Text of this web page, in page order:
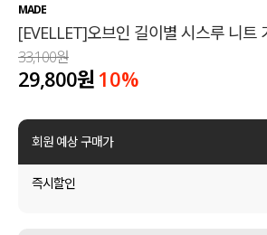
티셔츠
팬츠
셔츠
원피스
언더웨어
MADE
[EVELLET]오브인 길이별 시스루 니트
33,100원
29,800원 10%
회원 예상 구매가
즉시할인